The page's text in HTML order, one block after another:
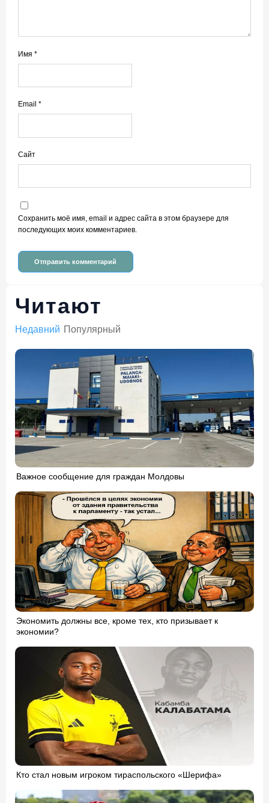
Имя *
Email *
Сайт
Сохранить моё имя, email и адрес сайта в этом браузере для
последующих моих комментариев.
Читают
Недавний Популярный
Важное сообщение для граждан Молдовы
Экономить должны все, кроме тех, кто призывает к
экономии?
Кто стал новым игроком тираспольского «Шерифа»